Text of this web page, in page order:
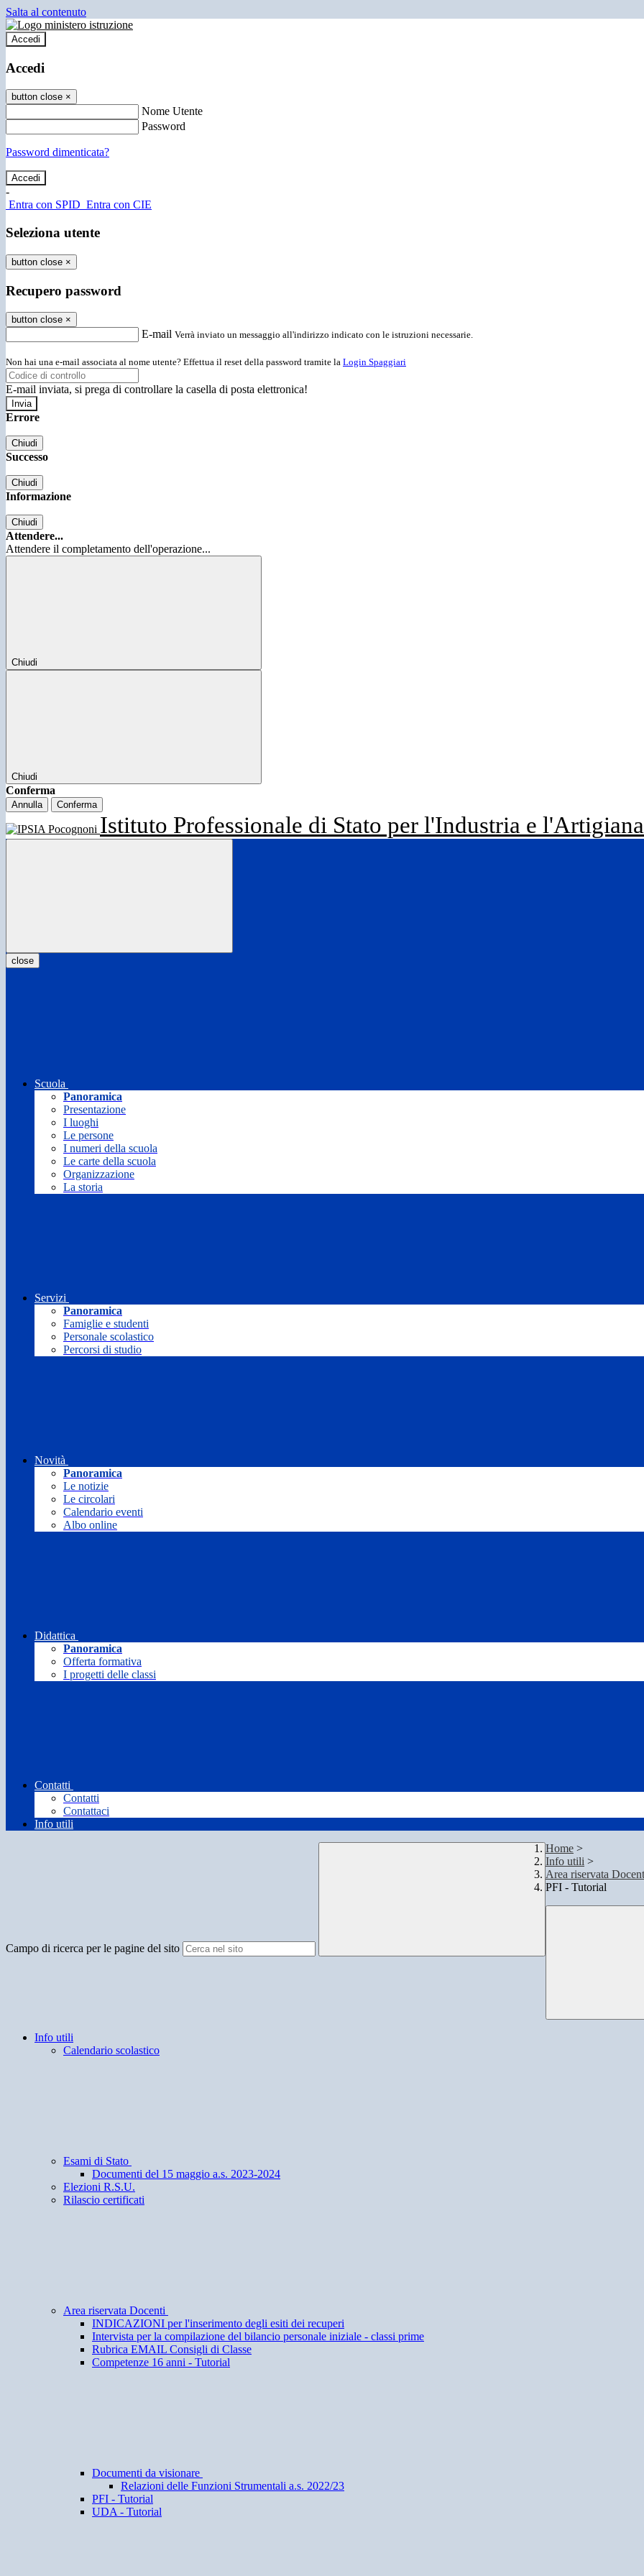
Salta al contenuto
Accedi
Accedi
button close ×
Nome Utente
Password
Password dimenticata?
-
Entra con SPID Entra con CIE
Seleziona utente
button close ×
Recupero password
button close ×
E-mail Verrà inviato un messaggio all'indirizzo indicato con le istruzioni necessarie.
Non hai una e-mail associata al nome utente? Effettua il reset della password tramite la Login Spaggiari
E-mail inviata, si prega di controllare la casella di posta elettronica!
Errore
Chiudi
Successo
Chiudi
Informazione
Chiudi
Attendere...
Attendere il completamento dell'operazione...
Chiudi
Chiudi
Conferma
Annulla Conferma
Istituto Professionale di Stato per l'Industria e
close
Scuola
Panoramica
Presentazione
I luoghi
Le persone
I numeri della scuola
Le carte della scuola
Organizzazione
La storia
Servizi
Panoramica
Famiglie e studenti
Personale scolastico
Percorsi di studio
Novità
Panoramica
Le notizie
Le circolari
Calendario eventi
Albo online
Didattica
Panoramica
Offerta formativa
I progetti delle classi
Contatti
Contatti
Contattaci
Info utili
Campo di ricerca per le pagine del sito
Home >
Info utili >
Area riservata
PFI - Tutorial
Info utili
Calendario scolastico
Esami di Stato
Documenti del 15 maggio a.s. 2023-2024
Elezioni R.S.U.
Rilascio certificati
Area riservata Docenti
INDICAZIONI per l'inserimento degli esiti dei recuperi
Intervista per la compilazione del bilancio personale iniziale - classi prime
Rubrica EMAIL Consigli di Classe
Competenze 16 anni - Tutorial
Documenti da visionare
Relazioni delle Funzioni Strumentali a.s. 2022/23
PFI - Tutorial
UDA - Tutorial